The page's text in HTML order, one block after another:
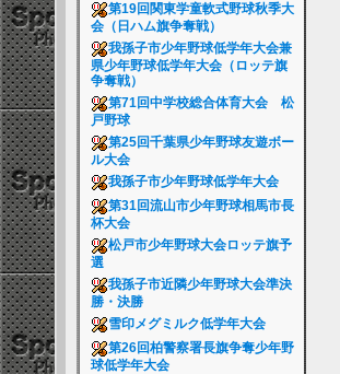
第19回関東学童軟式野球秋季大
会（日ハム旗争奪戦）
我孫子市少年野球低学年大会兼
県少年野球低学年大会（ロッテ旗
争奪戦）
第71回中学校総合体育大会 松
戸野球
第25回千葉県少年野球友遊ボー
ル大会
我孫子市少年野球低学年大会
第31回流山市少年野球相馬市長
杯大会
松戸市少年野球大会ロッテ旗予
選
我孫子市近隣少年野球大会準決
勝・決勝
雪印メグミルク低学年大会
第26回柏警察署長旗争奪少年野
球低学年大会